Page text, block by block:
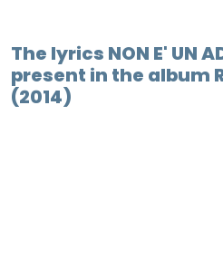
The lyrics NON E' UN
present in the album
(2014)